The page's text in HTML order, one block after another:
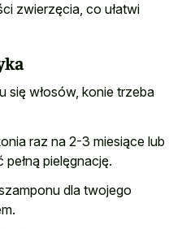
zwierzęcia, co ułatwi
się włosów, konie trzeba
raz na 2-3 miesiące lub
pielęgnację.
dla twojego